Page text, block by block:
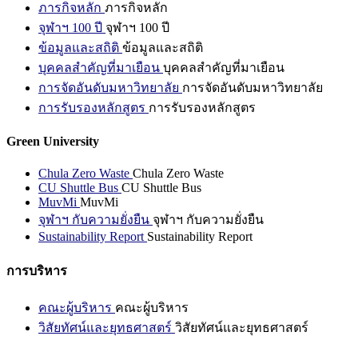
ภารกิจหลัก ภารกิจหลัก
จุฬาฯ 100 ปี จุฬาฯ 100 ปี
ข้อมูลและสถิติ ข้อมูลและสถิติ
บุคคลสำคัญที่มาเยือน บุคคลสำคัญที่มาเยือน
การจัดอันดับมหาวิทยาลัย การจัดอันดับมหาวิทยาลัย
การรับรองหลักสูตร การรับรองหลักสูตร
Green University
Chula Zero Waste Chula Zero Waste
CU Shuttle Bus CU Shuttle Bus
MuvMi MuvMi
จุฬาฯ กับความยั่งยืน จุฬาฯ กับความยั่งยืน
Sustainability Report Sustainability Report
การบริหาร
คณะผู้บริหาร คณะผู้บริหาร
วิสัยทัศน์และยุทธศาสตร์ วิสัยทัศน์และยุทธศาสตร์